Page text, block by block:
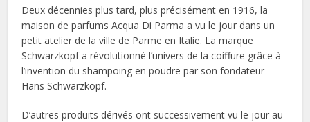
Deux décennies plus tard, plus précisément en 1916, la
maison de parfums Acqua Di Parma a vu le jour dans un
petit atelier de la ville de Parme en Italie. La marque
Schwarzkopf a révolutionné l’univers de la coiffure grâce à
l’invention du shampoing en poudre par son fondateur
Hans Schwarzkopf.
D’autres produits dérivés ont successivement vu le jour au